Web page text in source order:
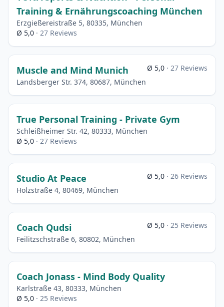
Training & Ernährungscoaching München
Erzgießereistraße 5, 80335, München
Ø 5,0 · 27 Reviews
Muscle and Mind Munich
Landsberger Str. 374, 80687, München
Ø 5,0 · 27 Reviews
True Personal Training - Private Gym
Schleißheimer Str. 42, 80333, München
Ø 5,0 · 27 Reviews
Studio At Peace
Holzstraße 4, 80469, München
Ø 5,0 · 26 Reviews
Coach Qudsi
Feilitzschstraße 6, 80802, München
Ø 5,0 · 25 Reviews
Coach Jonass - Mind Body Quality
Karlstraße 43, 80333, München
Ø 5,0 · 25 Reviews